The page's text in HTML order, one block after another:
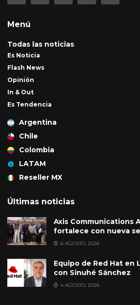
Menú
Todas las noticias
Es Noticia
Flash News
Opinión
In & Out
Es Tendencia
Argentina
Chile
Colombia
LATAM
Reseller MX
Últimas noticias
Axis Communications
fortalece con nueva
6 AGOSTO, 2026
Equipo de Red Hat en
con Sinuhé Sánchez
4 AGOSTO, 2026